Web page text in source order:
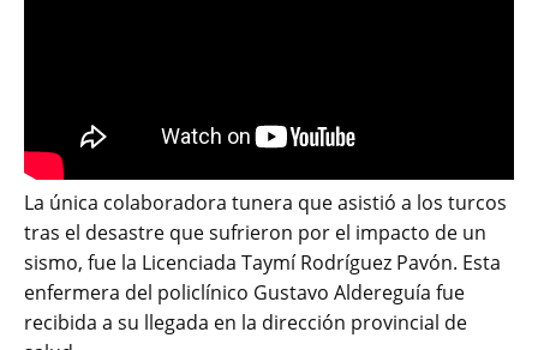
La única colaboradora tunera que asistió a los turcos
tras el desastre que sufrieron por el impacto de un
sismo, fue la Licenciada Taymí Rodríguez Pavón. Esta
enfermera del policlínico Gustavo Aldereguía fue
recibida a su llegada en la dirección provincial de